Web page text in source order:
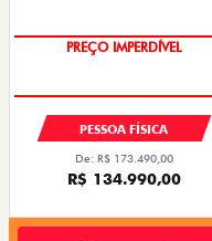
PESSOA FÍSICA
De: R$ 173.490,00
R$ 134.990,00